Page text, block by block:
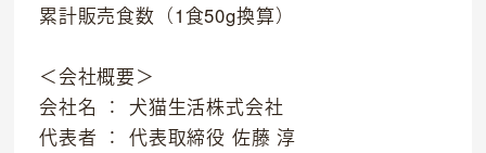
累計販売食数（1食50g換算）
＜会社概要＞
会社名 ： 犬猫生活株式会社
代表者 ： 代表取締役 佐藤 淳